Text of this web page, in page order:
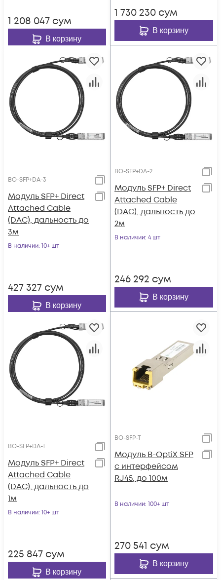
1 208 047 сум
В корзину
1 730 230 сум
В корзину
BO-SFP+DA-3
Модуль SFP+ Direct
Attached Cable
(DAC), дальность до
3м
В наличии: 10+ шт
427 327 сум
В корзину
BO-SFP+DA-2
Модуль SFP+ Direct
Attached Cable
(DAC), дальность до
2м
В наличии: 4 шт
246 292 сум
В корзину
BO-SFP+DA-1
Модуль SFP+ Direct
Attached Cable
(DAC), дальность до
1м
В наличии: 10+ шт
225 847 сум
В корзину
BO-SFP-T
Модуль B-OptiX SFP
с интерфейсом
RJ45, до 100м
В наличии: 100+ шт
270 541 сум
В корзину